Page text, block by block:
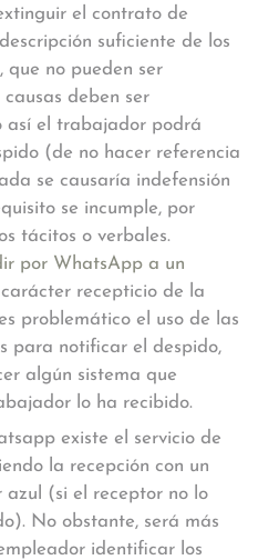
el contrato de
suficiente de los
que no pueden ser
deben ser
así el trabajador podrá
(de no hacer referencia
se causaría indefensión
se incumple, por
tácitos o verbales.
por WhatsApp a un
carácter recepticio de la
problemático el uso de las
para notificar el despido,
algún sistema que
lo ha recibido.
existe el servicio de
la recepción con un
azul (si el receptor no lo
No obstante, será más
identificar los